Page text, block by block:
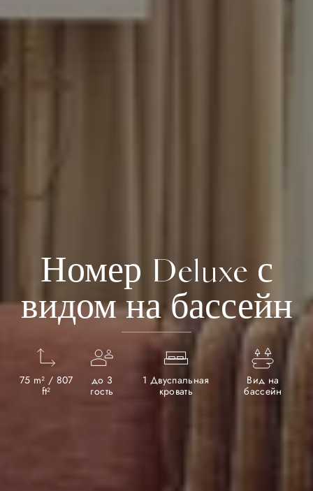
Номер Deluxe с
видом на бассейн
75 m² / 807
ft²
до 3
гость
1 Двуспальная
кровать
Вид на
бассейн